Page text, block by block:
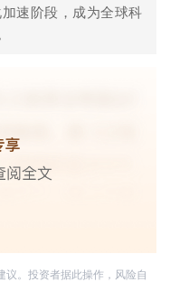
速阶段，成为全球科
议。投资者据此操作，风险自